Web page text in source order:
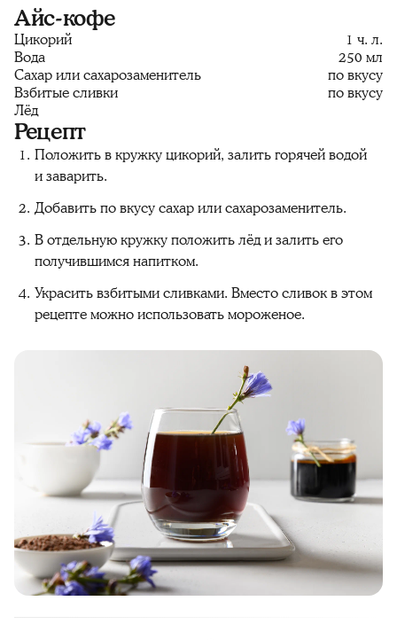
Айс-кофе
Цикорий
1 ч. л.
Вода
250 мл
Сахар или сахарозаменитель
по вкусу
Взбитые сливки
по вкусу
Лёд
Рецепт
Положить в кружку цикорий, залить горячей водой
и заварить.
Добавить по вкусу сахар или сахарозаменитель.
В отдельную кружку положить лёд и залить его
получившимся напитком.
Украсить взбитыми сливками. Вместо сливок в этом
рецепте можно использовать мороженое.